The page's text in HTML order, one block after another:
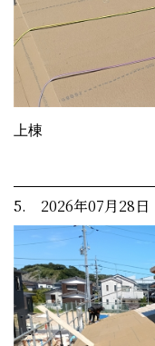
上棟
5. 2026年07月28日